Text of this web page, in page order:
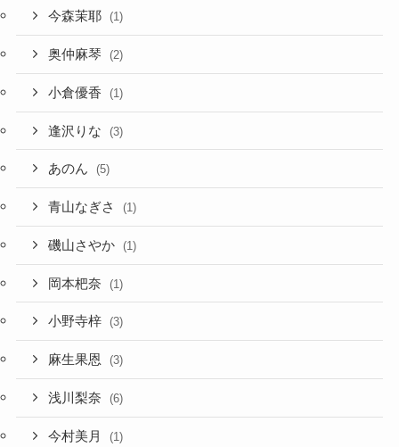
今森茉耶 (1)
奥仲麻琴 (2)
小倉優香 (1)
逢沢りな (3)
あのん (5)
青山なぎさ (1)
磯山さやか (1)
岡本杷奈 (1)
小野寺梓 (3)
麻生果恩 (3)
浅川梨奈 (6)
今村美月 (1)